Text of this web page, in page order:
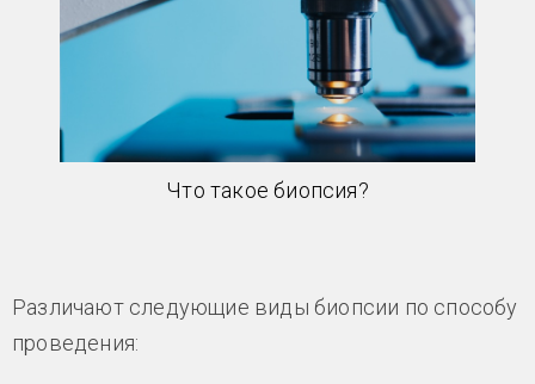
Что такое биопсия?
Различают следующие виды биопсии по способу
проведения: